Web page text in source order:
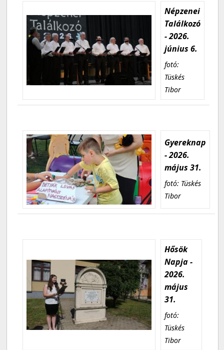
Népzenei
Találkozó
- 2026.
június 6.
fotó:
Tüskés
Tibor
Gyereknap
- 2026.
május 31.
fotó: Tüskés
Tibor
Hősök
Napja -
2026.
május
31.
fotó:
Tüskés
Tibor